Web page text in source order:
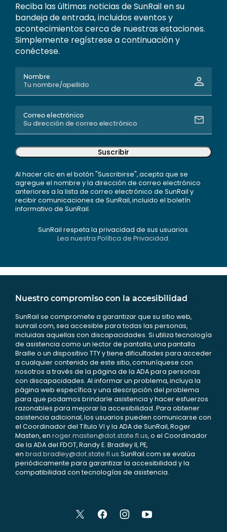
Reciba las últimas noticias de SunRail en su
bandeja de entrada, incluidos eventos y
acontecimientos cerca de nuestras estaciones.
Simplemente regístrese a continuación y
conéctese.
Nombre
Correo electrónico
Suscribir
Al hacer clic en el botón "Suscribirse", acepta que se
agregue el nombre y la dirección de correo electrónico
anteriores a la lista de correo electrónico de SunRail y
recibir comunicaciones de SunRail, incluido el boletín
informativo de SunRail.
SunRail respeta la privacidad de sus usuarios.
Lea nuestra Política de Privacidad.
Nuestro compromiso con la accesibilidad
SunRail se compromete a garantizar que su sitio web,
sunrail.com, sea accesible para todas las personas,
incluidas aquellas con discapacidades. Si utiliza tecnología
de asistencia como un lector de pantalla, una pantalla
Braille o un dispositivo TTY y tiene dificultades para acceder
a cualquier contenido de este sitio, comuníquese con
nosotros a través de la página de la ADA para personas
con discapacidades. Al informar un problema, incluya la
página web específica y una descripción del problema
para que podamos brindarle asistencia y hacer esfuerzos
razonables para mejorar la accesibilidad. Para obtener
asistencia adicional, los usuarios pueden comunicarse con
el Coordinador del Título VI y la ADA de SunRail, Roger
Masten, en roger.masten@dot.state.fl.us, o el Coordinador
de la ADA del FDOT, Randy E. Bradley II, PE,
en brad.bradley@dot.state.fl.us.SunRail.com se evalúa
periódicamente para garantizar la accesibilidad y la
compatibilidad con tecnologías de asistencia.